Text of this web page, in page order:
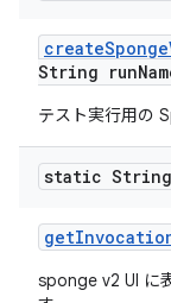
createSponge
String run
テスト実行用の
static String
get
sponge v2 UI に